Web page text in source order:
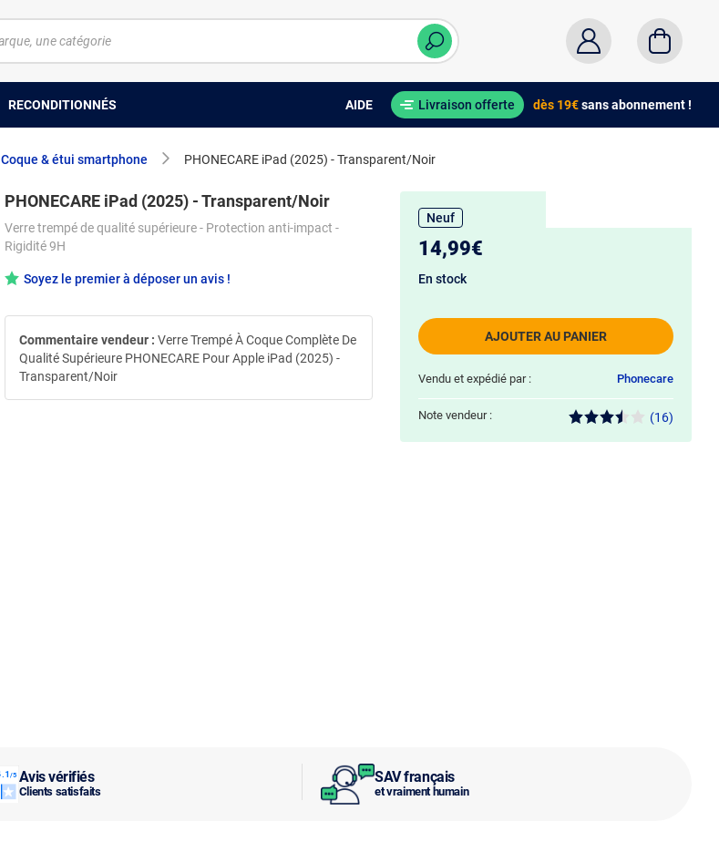
RECONDITIONNÉS AIDE Livraison offerte dès 19€sans abonnement !
Coque & étui smartphone PHONECARE iPad (2025) - Transparent/Noir
Avis vérifiés
Clients satisfaits
SAV français
et vraiment humain
PHONECARE iPad (2025) - Transparent/Noir
Verre trempé de qualité supérieure - Protection anti-impact -
Rigidité 9H
Soyez le premier à déposer un avis !
Commentaire vendeur : Verre Trempé À Coque Complète De
Qualité Supérieure PHONECARE Pour Apple iPad (2025) -
Transparent/Noir
Neuf
14,99€
AJOUTER AU PANIER
En stock
Vendu et expédié par : Phonecare
Note vendeur : (16)